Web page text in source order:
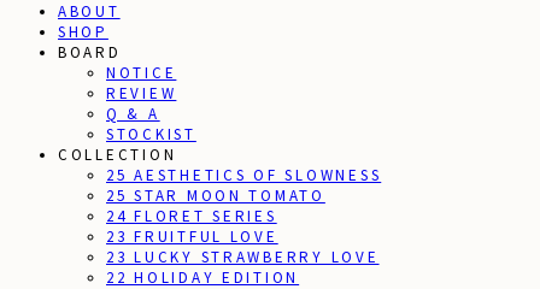
ABOUT
SHOP
BOARD
NOTICE
REVIEW
Q & A
STOCKIST
COLLECTION
25 AESTHETICS OF SLOWNESS
25 STAR MOON TOMATO
24 FLORET SERIES
23 FRUITFUL LOVE
23 LUCKY STRAWBERRY LOVE
22 HOLIDAY EDITION